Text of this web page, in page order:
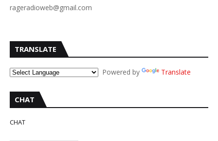
rageradioweb@gmail.com
TRANSLATE
Powered by Translate
CHAT
CHAT